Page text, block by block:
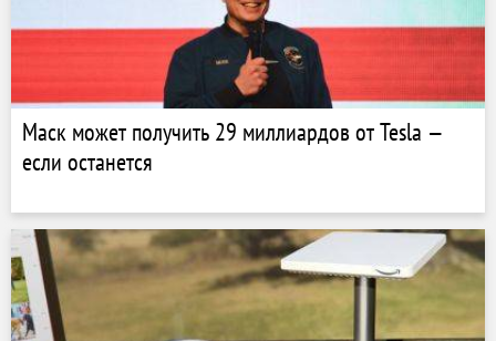
Маск может получить 29 миллиардов от Tesla —
если останется